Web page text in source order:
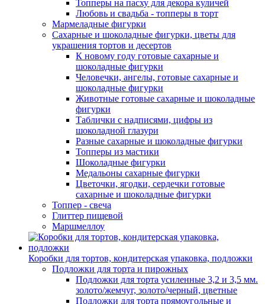
Топперы на пасху для декора куличей
Любовь и свадьба - топперы в торт
Мармеладные фигурки
Сахарные и шоколадные фигурки, цветы для
украшения тортов и десертов
К новому году готовые сахарные и
шоколадные фигурки
Человечки, ангелы, готовые сахарные и
шоколадные фигурки
Животные готовые сахарные и шоколадные
фигурки
Таблички с надписями, цифры из
шоколадной глазури
Разные сахарные и шоколадные фигурки
Топперы из мастики
Шоколадные фигурки
Медальоны сахарные фигурки
Цветочки, ягодки, сердечки готовые
сахарные и шоколадные фигурки
Топпер - свеча
Глиттер пищевой
Маршмеллоу
Коробки для тортов, кондитерская упаковка, подложки
Подложки для торта и пирожных
Подложки для торта усиленные 3,2 и 3,5 мм.
золото/жемчуг, золото/черный, цветные
Подложки для торта прямоугольные и